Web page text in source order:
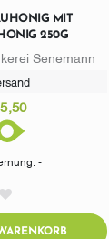
MIT
250G
Senemann
-